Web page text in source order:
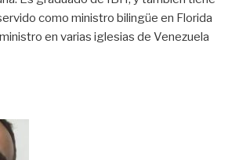
como ministro bilingüe en Florida
en varias iglesias de Venezuela